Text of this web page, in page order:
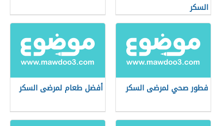
السكر
فطور صحي لمرضى السكر أفضل طعام لمرضى السكر